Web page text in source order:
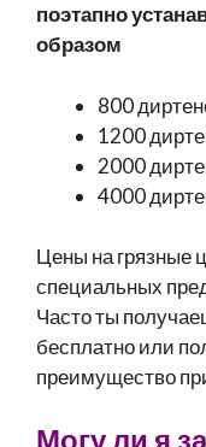
поэтапно
образом
800
1200
2000
4000
Цены на грязные
специальных
Часто ты
бесплатно или
преимущество
Могу ли я